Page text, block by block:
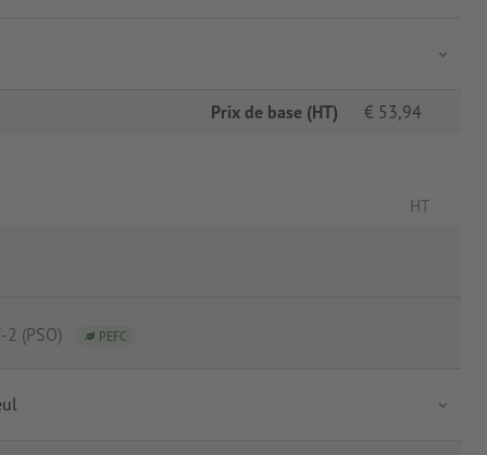
Prix de base (HT) € 53,94
HT
(PSO) PEFC